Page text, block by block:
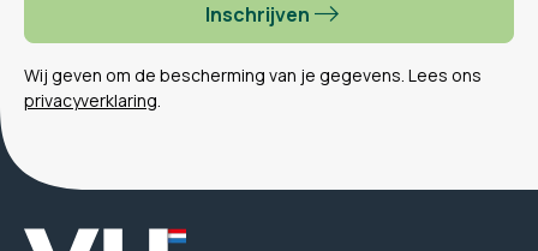
Inschrijven
Wij geven om de bescherming van je gegevens. Lees ons
privacyverklaring.